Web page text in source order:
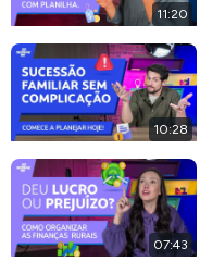
11:20
10:28
07:43